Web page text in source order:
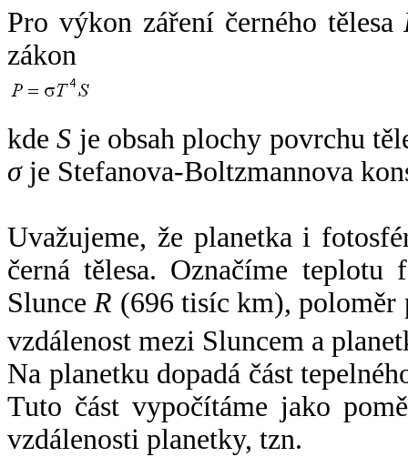
Pro výkon záření černého tělesa
zákon
kdeS je obsah plochy povrchu
σje Stefanova-Boltzmannova
Uvažujeme, že planetka i
černá tělesa. Označíme
SlunceR (696 tisíc km),
vzdálenost mezi Sluncem a
Na planetku dopadá část
Tuto část vypočítáme jako
vzdálenosti planetky, tzn.